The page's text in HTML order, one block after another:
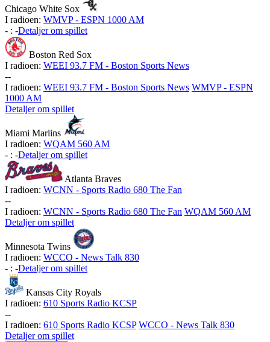
Chicago White Sox
I radioen: WMVP - ESPN 1000 AM
- : -Detaljer om spillet
Boston Red Sox
I radioen: WEEI 93.7 FM - Boston Sports News
--
I radioen: WEEI 93.7 FM - Boston Sports News WMVP - ESPN
1000 AM
Detaljer om spillet
Miami Marlins
I radioen: WQAM 560 AM
- : -Detaljer om spillet
Atlanta Braves
I radioen: WCNN - Sports Radio 680 The Fan
--
I radioen: WCNN - Sports Radio 680 The Fan WQAM 560 AM
Detaljer om spillet
Minnesota Twins
I radioen: WCCO - News Talk 830
- : -Detaljer om spillet
Kansas City Royals
I radioen: 610 Sports Radio KCSP
--
I radioen: 610 Sports Radio KCSP WCCO - News Talk 830
Detaljer om spillet